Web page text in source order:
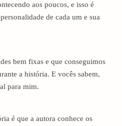
aos poucos, e isso é
de cada um e sua
bem fixas e que conseguimos
a história. E vocês sabem,
para mim.
é que a autora conhece os